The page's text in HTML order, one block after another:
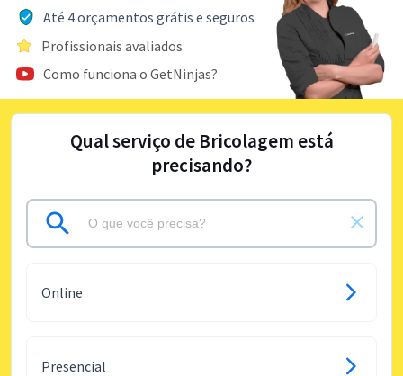
Até 4 orçamentos grátis e seguros
Profissionais avaliados
Como funciona o GetNinjas?
Qual serviço de Bricolagem está
precisando?
Online
Presencial